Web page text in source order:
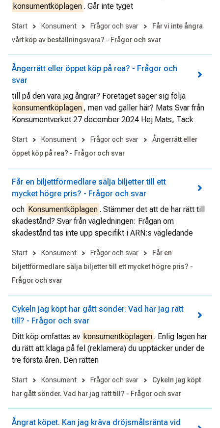
konsumentköplagen . Går inte tyget
Start Konsument Frågor och svar
Får vi inte ångra
vårt köp av beställningsvara? - Frågor och svar
Ångerrätt eller öppet köp på rea? - Frågor och
svar
till på den vara jag ångrar? Företaget säger sig följa
konsumentköplagen , men vad gäller här? Mats Svar från
Konsumentverket 27 december 2024 Hej Mats, Tack
Start Konsument Frågor och svar
Ångerrätt eller
öppet köp på rea? - Frågor och svar
Får en biljettförmedlare sälja biljetter till ett
mycket högre pris? - Frågor och svar
och Konsumentköplagen . Stämmer det att de har rätt till
skadestånd? Svar från vägledningen: Frågan om
skadestånd tas inte upp specifikt i ARN:s vägledande
Start Konsument Frågor och svar
Får en
biljettförmedlare sälja biljetter till ett mycket högre pris? -
Frågor och svar
Cykeln jag köpt har gått sönder. Vad har jag rätt
till? - Frågor och svar
Ditt köp omfattas av konsumentköplagen . Enlig lagen har
du rätt att klaga på fel (reklamera) du upptäcker under de
tre första åren. Den rätten
Start Konsument Frågor och svar
Cykeln jag köpt
har gått sönder. Vad har jag rätt till? - Frågor och svar
Ångrat köpet. Kan jag kräva dröjsmålsränta vid